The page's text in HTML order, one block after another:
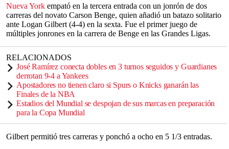
Nueva York empató en la tercera entrada con un jonrón de dos
carreras del novato Carson Benge, quien añadió un batazo solitario
ante Logan Gilbert (4-4) en la sexta. Fue el primer juego de
múltiples jonrones en la carrera de Benge en las Grandes Ligas.
RELACIONADOS
José Ramírez conecta dobles en 3 turnos seguidos y Guardianes
derrotan 9-4 a Yankees
Apostadores no tienen claro si Spurs o Knicks ganarán las
Finales de la NBA
Estadios del Mundial se despojan de sus marcas en preparación
para la Copa Mundial
Gilbert permitió tres carreras y ponchó a ocho en 5 1/3 entradas.